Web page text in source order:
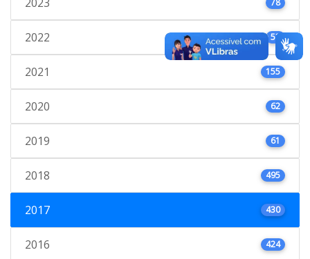
2022 53
2021 155
2020 62
2019 61
2018 495
2017 430
2016 424